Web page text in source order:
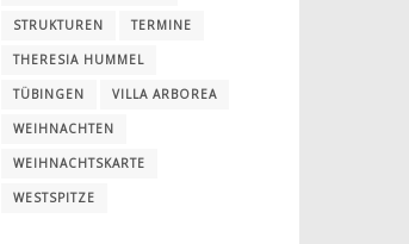
STRUKTUREN TERMINE
THERESIA HUMMEL
TÜBINGEN VILLA ARBOREA
WEIHNACHTEN
WEIHNACHTSKARTE
WESTSPITZE